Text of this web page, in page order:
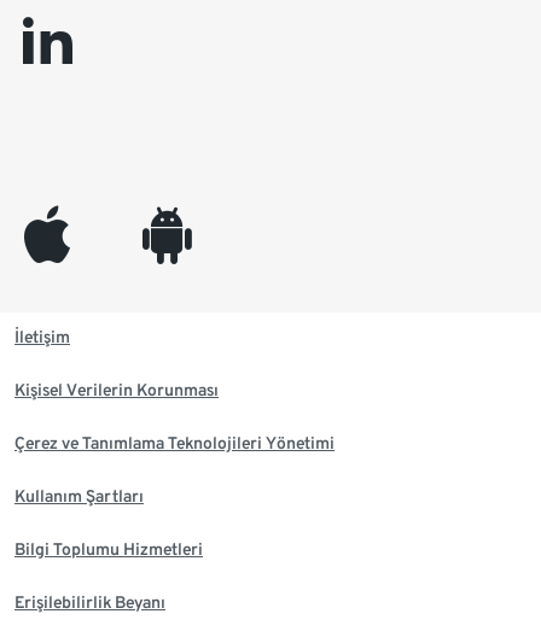
linkedin
appleinc android
İletişim
Kişisel Verilerin Korunması
Çerez ve Tanımlama Teknolojileri Yönetimi
Kullanım Şartları
Bilgi Toplumu Hizmetleri
Erişilebilirlik Beyanı